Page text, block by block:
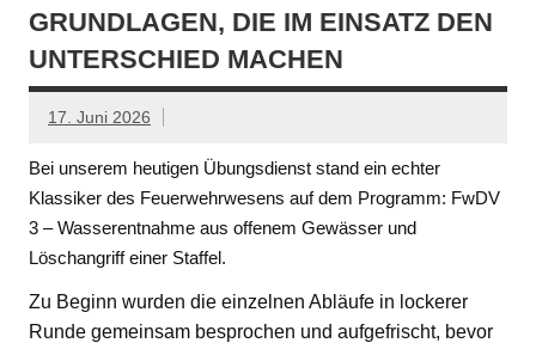
GRUNDLAGEN, DIE IM EINSATZ DEN
UNTERSCHIED MACHEN
17. Juni 2026
Bei unserem heutigen Übungsdienst stand ein echter
Klassiker des Feuerwehrwesens auf dem Programm: FwDV
3 – Wasserentnahme aus offenem Gewässer und
Löschangriff einer Staffel.
Zu Beginn wurden die einzelnen Abläufe in lockerer
Runde gemeinsam besprochen und aufgefrischt, bevor